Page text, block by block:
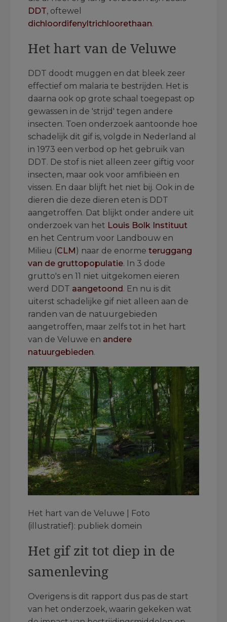
DDT, oftewel
dichloordifenyltrichloorethaan.
Het hart van de Veluwe
DDT doodt muggen en dat bleek zeer
effectief om malaria te bestrijden. Het is
daarna ook op grote schaal toegepast op
gewassen in de 'strijd' tegen andere
insecten. Toen onderzoek aantoonde hoe
schadelijk dit gif is, volgde in Nederland al
in 1973 een verbod op het gebruik van
DDT. De stof is niet alleen zeer giftig voor
insecten, maar ook voor amfibieën en
vissen. En daar blijft het niet bij. Ook in de
dieren die deze dieren eten is DDT
aangetroffen. Dat blijkt onder andere uit
onderzoek van het Louis Bolk Instituut
en het Centrum voor Landbouw en
Milieu (CLM) naar de enorme teruggang
van de gruttopopulatie. In 3 dode
grutto's en 11 niet uitgekomen eieren
werd DDT aangetoond. En nu is dit
uiterst schadelijke gif niet alleen aan de
randen van de natuurgebieden
aangetroffen, maar zelfs tot in het hart
van de Veluwe en andere
natuurgebieden.
Het hart van de Veluwe | Foto
(illustratief): publiek domein
Het gif zit tot diep in de
samenleving
Overigens is dit rapport dus pas de start
van het onderzoek, waarin gekeken wat